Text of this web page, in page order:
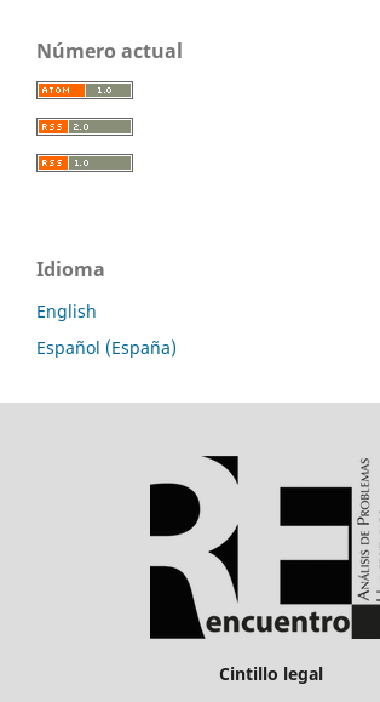
Número actual
Idioma
English
Español (España)
Cintillo legal